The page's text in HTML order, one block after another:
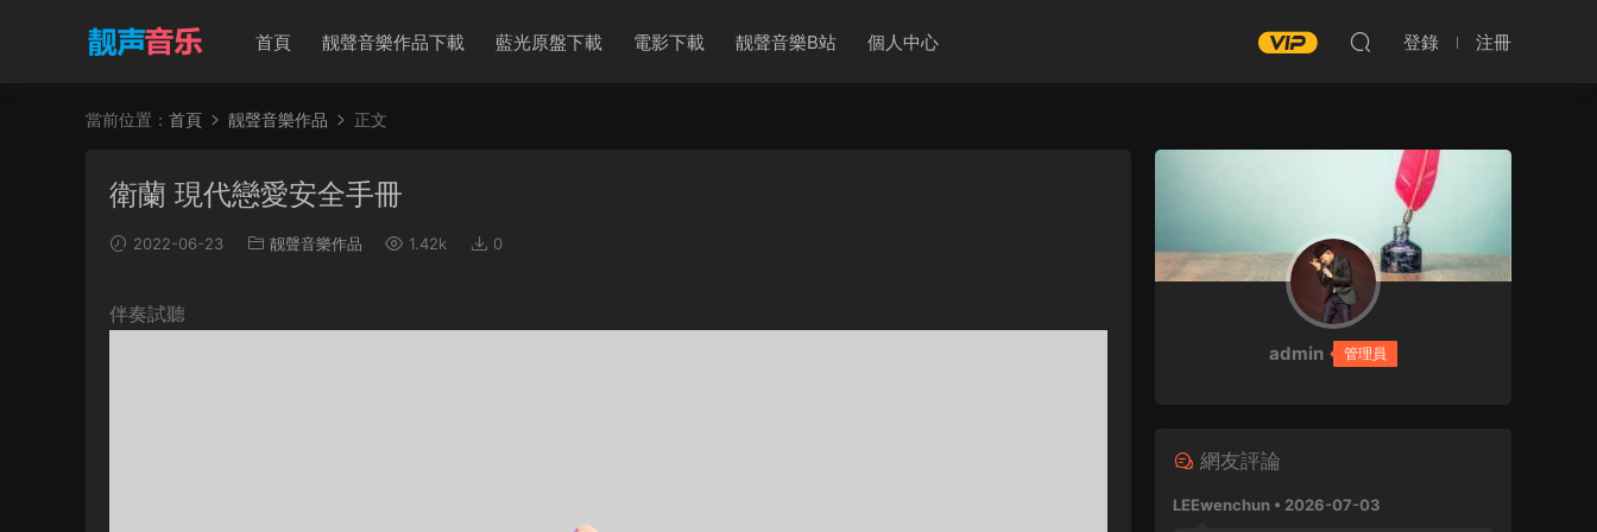
首頁 靓聲音樂作品下載 藍光原盤下載 電影下載 靓聲音樂B站 個人中心 登錄 注冊
當前位置： 首頁 靓聲音樂作品 正文
衛蘭 現代戀愛安全手冊
2022-06-23 靓聲音樂作品 1.42k 0
伴奏試聽
admin 管理員
網友評論
LEEwenchun • 2026-07-03